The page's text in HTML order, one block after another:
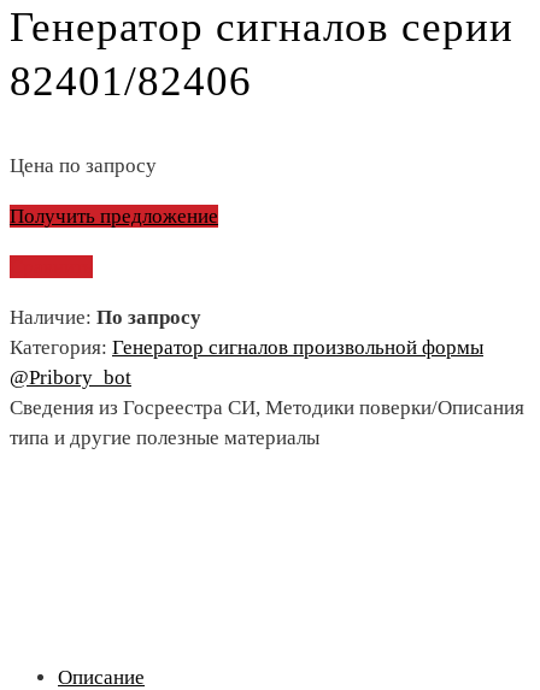
Генератор сигналов серии
82401/82406
Цена по запросу
Получить предложение
Наличие: По запросу
Категория: Генератор сигналов произвольной формы
@Pribory_bot
Сведения из Госреестра СИ, Методики поверки/Описания
типа и другие полезные материалы
Описание